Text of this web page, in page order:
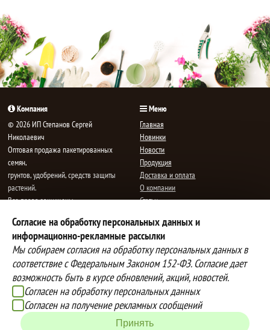
корзине!
Согласие на обработку персональных данных и
информационно-рекламные рассылки
Мы собираем согласия на обработку персональных данных в
соответствие с Федеральным Законом 152-ФЗ. Согласие дает
возможность быть в курсе обновлений, акций, новостей.
Согласен на обработку персональных данных
Согласен на получение рекламных сообщений
Принять
Компания
© 2026 ИП Степанов Сергей
Николаевич
Oптовая продажа пакетированных
семян,
грунтов, удобрений, средств защиты
растений.
Все права защищены.
E-mail:mail@semenauspeha.ru
Телефон: +7 (8352) 28-80-34
Адрес: г. Чебоксары, пр. Мира 76 А
Меню
Главная
Новинки
Новости
Продукция
Доставка и оплата
О компании
Статьи
Способы оплаты
Вы можете оплатить покупки
наличными при получении товара,
либо выбрать другой способ оплаты
Доставка
Наша компания осуществляет
бесплатную
доставку до терминалов транспортных